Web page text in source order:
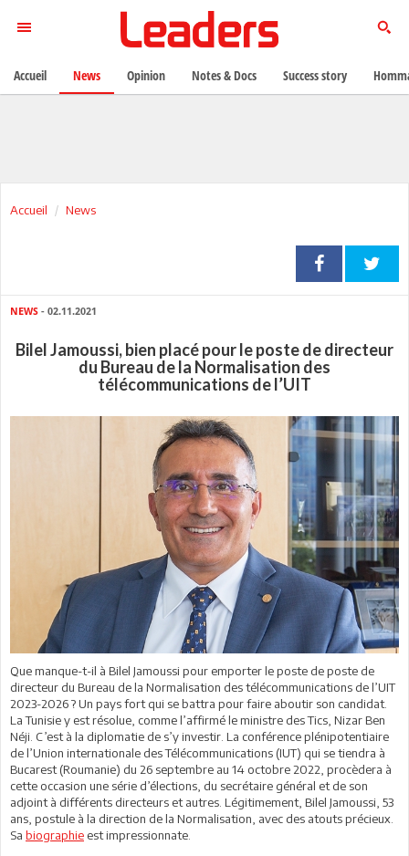
Accueil News
NEWS - 02.11.2021
Bilel Jamoussi, bien placé pour le poste de directeur
du Bureau de la Normalisation des
télécommunications de l’UIT
Que manque-t-il à Bilel Jamoussi pour emporter le poste de poste de
directeur du Bureau de la Normalisation des télécommunications de l’UIT
2023-2026 ? Un pays fort qui se battra pour faire aboutir son candidat.
La Tunisie y est résolue, comme l’affirmé le ministre des Tics, Nizar Ben
Néji. C’est à la diplomatie de s’y investir. La conférence plénipotentiaire
de l’Union internationale des Télécommunications (IUT) qui se tiendra à
Bucarest (Roumanie) du 26 septembre au 14 octobre 2022, procèdera à
cette occasion une série d’élections, du secrétaire général et de son
adjoint à différents directeurs et autres. Légitimement, Bilel Jamoussi, 53
ans, postule à la direction de la Normalisation, avec des atouts précieux.
Sa biographie est impressionnate.
Accueil News Opinion Notes & Docs Success story